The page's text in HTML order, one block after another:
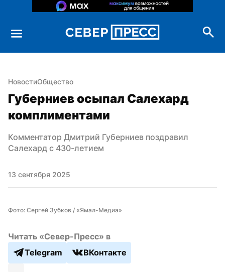
НовостиОбщество
Губерниев осыпал Салехард
комплиментами
Комментатор Дмитрий Губерниев поздравил
Салехард с 430-летием
13 сентября 2025
Фото: Сергей Зубков / «Ямал-Медиа»
Читать «Север-Пресс» в
Telegram
ВКонтакте